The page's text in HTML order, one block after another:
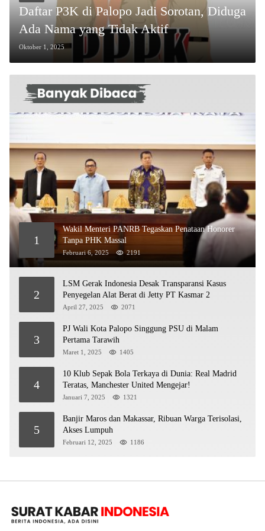
Daftar P3K di Palopo Jadi Sorotan, Diduga
Ada Nama yang Tidak Aktif
Oktober 1, 2025
1
Wakil Menteri PANRB Tegaskan Penataan Honorer
Tanpa PHK Massal
Februari 6, 2025 2191
2
LSM Gerak Indonesia Desak Transparansi Kasus
Penyegelan Alat Berat di Jetty PT Kasmar 2
April 27, 2025 2071
3
PJ Wali Kota Palopo Singgung PSU di Malam
Pertama Tarawih
Maret 1, 2025 1405
4
10 Klub Sepak Bola Terkaya di Dunia: Real Madrid
Teratas, Manchester United Mengejar!
Januari 7, 2025 1321
5
Banjir Maros dan Makassar, Ribuan Warga Terisolasi,
Akses Lumpuh
Februari 12, 2025 1186